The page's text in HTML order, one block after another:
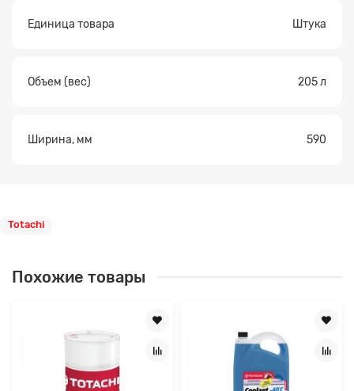
Единица товара Штука
Объем (вес) 205 л
Ширина, мм 590
Totachi
Похожие товары